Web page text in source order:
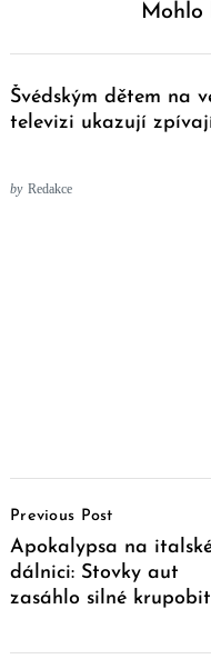
Mohlo
Švédským dětem na
televizi ukazují
by Redakce
Navigation
Previous Post
Apokalypsa na
dálnici: Stovky aut
zasáhlo silné